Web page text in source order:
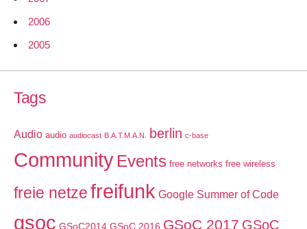
2006
2005
Tags
Audio audio audiocast B.A.T.M.A.N. berlin c-base
Community Events free networks free wireless
freie netzefreifunk Google Summer of Code
gsoc GSoC2014 GSoC 2016 GSoC 2017 GSoC